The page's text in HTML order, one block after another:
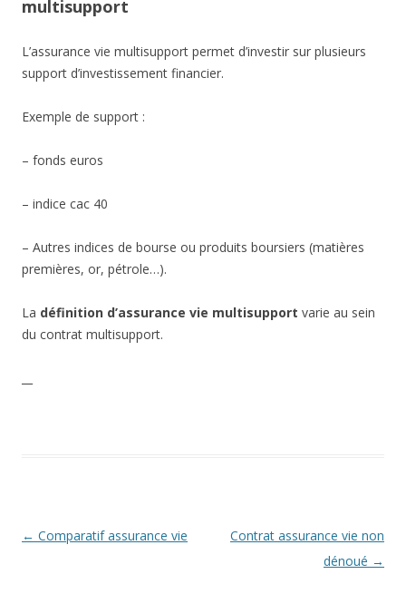
multisupport
L’assurance vie multisupport permet d’investir sur plusieurs
support d’investissement financier.
Exemple de support :
– fonds euros
– indice cac 40
– Autres indices de bourse ou produits boursiers (matières
premières, or, pétrole…).
La définition d’assurance vie multisupport varie au sein
du contrat multisupport.
Navigation
← Comparatif assurance vie
Contrat assurance vie non
dénoué →